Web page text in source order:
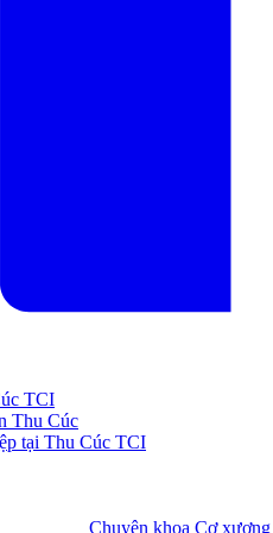
TCI
Thu Cúc
tại Thu Cúc TCI
Chuyên khoa Cơ